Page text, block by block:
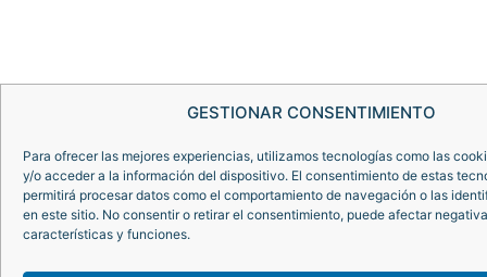
GESTIONAR CONSENTIMIENTO
Para ofrecer las mejores experiencias, utilizamos tecnologías como las
y/o acceder a la información del dispositivo. El consentimiento de estas
permitirá procesar datos como el comportamiento de navegación o las
en este sitio. No consentir o retirar el consentimiento, puede afectar
características y funciones.